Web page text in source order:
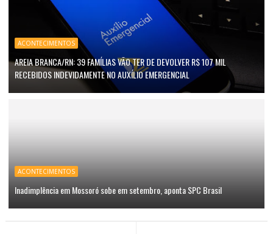
ACONTECIMENTOS
AREIA BRANCA/RN: 39 FAMÍLIAS VÃO TER DE DEVOLVER R$ 107 MIL
RECEBIDOS INDEVIDAMENTE NO AUXÍLIO EMERGENCIAL
ACONTECIMENTOS
Inadimplência em Mossoró sobe em setembro, aponta SPC Brasil